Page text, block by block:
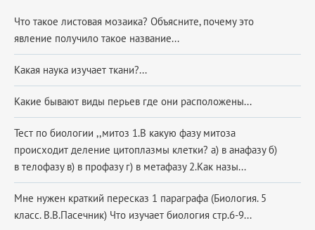
Что такое листовая мозаика? Объясните, почему это
явление получило такое название...
Какая наука изучает ткани?...
Какие бывают виды перьев где они расположены...
Тест по биологии ,,митоз 1.В какую фазу митоза
происходит деление цитоплазмы клетки? а) в анафазу б)
в телофазу в) в профазу г) в метафазу 2.Как назы...
Мне нужен краткий пересказ 1 параграфа (Биология. 5
класс. В.В.Пасечник) Что изучает биология стр.6-9​...